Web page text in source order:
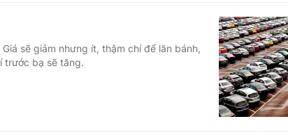
sẽ giảm nhưng ít, thậm chí để lăn bánh,
trước bạ sẽ tăng.